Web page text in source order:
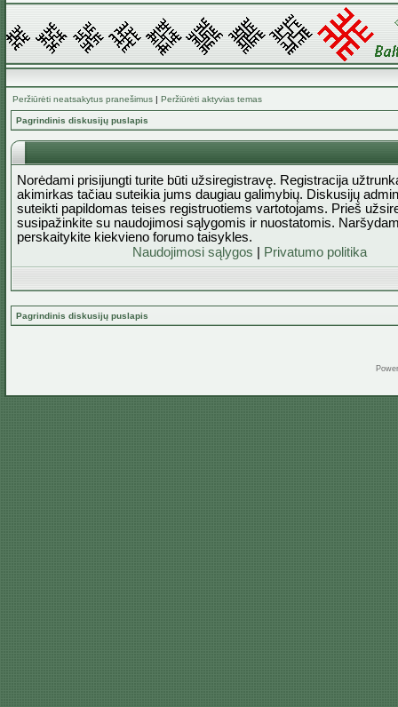
Peržiūrėti neatsakytus pranešimus | Peržiūrėti aktyvias temas
Pagrindinis diskusijų puslapis
Norėdami prisijungti turite būti užsiregistravę. Registracija
akimirkas tačiau suteikia jums daugiau galimybių. Diskusijų
suteikti papildomas teises registruotiems vartotojams. Prieš
susipažinkite su naudojimosi sąlygomis ir nuostatomis.
perskaitykite kiekvieno forumo taisykles.
Naudojimosi sąlygos
Privatumo politika
Pagrindinis diskusijų puslapis